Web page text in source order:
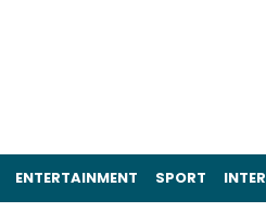
ENTERTAINMENT SPORT